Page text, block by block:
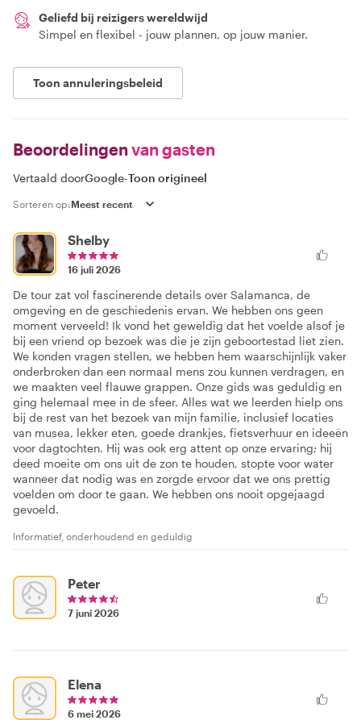
Geliefd bij reizigers wereldwijd
Simpel en flexibel - jouw plannen, op jouw manier.
Toon annuleringsbeleid
Beoordelingen van gasten
Vertaald doorGoogle-Toon origineel
Sorteren op:
Shelby
16 juli 2026
De tour zat vol fascinerende details over Salamanca, de
omgeving en de geschiedenis ervan. We hebben ons geen
moment verveeld! Ik vond het geweldig dat het voelde alsof je
bij een vriend op bezoek was die je zijn geboortestad liet zien.
We konden vragen stellen, we hebben hem waarschijnlijk vaker
onderbroken dan een normaal mens zou kunnen verdragen, en
we maakten veel flauwe grappen. Onze gids was geduldig en
ging helemaal mee in de sfeer. Alles wat we leerden hielp ons
bij de rest van het bezoek van mijn familie, inclusief locaties
van musea, lekker eten, goede drankjes, fietsverhuur en ideeën
voor dagtochten. Hij was ook erg attent op onze ervaring; hij
deed moeite om ons uit de zon te houden, stopte voor water
wanneer dat nodig was en zorgde ervoor dat we ons prettig
voelden om door te gaan. We hebben ons nooit opgejaagd
gevoeld.
Informatief, onderhoudend en geduldig
Peter
7 juni 2026
Elena
6 mei 2026